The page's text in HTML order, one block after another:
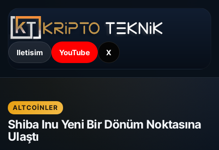
Iletisim YouTube X
ALTCOINLER
Shiba Inu Yeni Bir Dönüm Noktasına
Ulaştı